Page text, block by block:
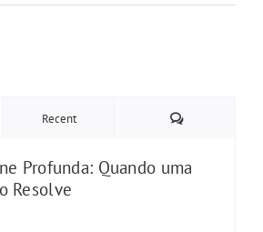
Recent Comments
Profunda: Quando uma
Resolve